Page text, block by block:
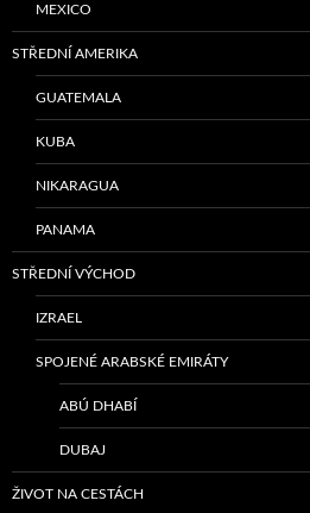
MEXICO
STŘEDNÍ AMERIKA
GUATEMALA
KUBA
NIKARAGUA
PANAMA
STŘEDNÍ VÝCHOD
IZRAEL
SPOJENÉ ARABSKÉ EMIRÁTY
ABÚ DHABÍ
DUBAJ
ŽIVOT NA CESTÁCH